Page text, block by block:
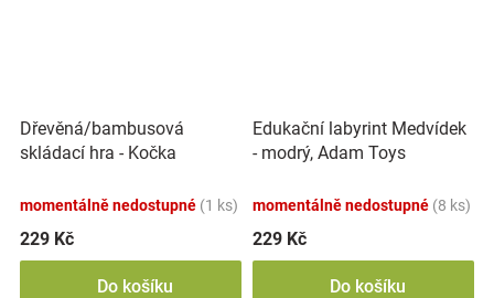
Dřevěná/bambusová
skládací hra - Kočka
momentálně nedostupné (1 ks)
229 Kč
Do košíku
Edukační labyrint Medvídek
- modrý, Adam Toys
momentálně nedostupné (8 ks)
229 Kč
Do košíku